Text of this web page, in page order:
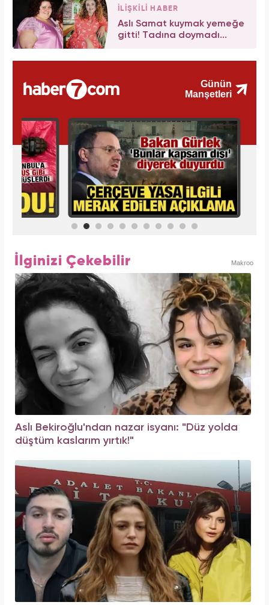
İLİŞKİLİ HABER
Aslı Samat kuymak yemeğe
gitti! Tadına doymadı...
İlginizi Çekebilir Makroo
Aslı Bekiroğlu'ndan nazar isyanı: "Düz yolda
düştüm kaslarım yırtık!"